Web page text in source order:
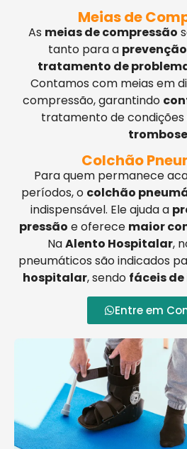
Meias de
As meias de compressão
tanto para a prevenção
tratamento de
Contamos com meias em
compressão, garantindo
tratamento de
trombose
Colchão
Para quem permanece
períodos, o colchão
indispensável. Ele ajuda a
pressão e oferece maior
NaAlento Hospitalar,
pneumáticos são indicados
hospitalar, sendo fáceis
Entre em